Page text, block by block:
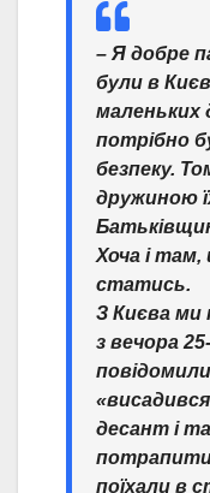
– Я добре
були в
маленьких
потрібно
безпеку.
дружиною
Хоча і
статись.
З Києва ми
з вечора
десант і
поїхали в